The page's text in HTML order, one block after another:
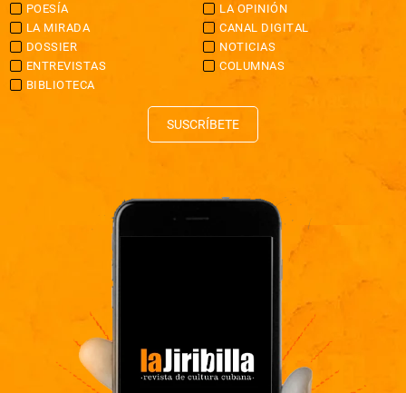
POESÍA
LA OPINIÓN
LA MIRADA
CANAL DIGITAL
DOSSIER
NOTICIAS
ENTREVISTAS
COLUMNAS
BIBLIOTECA
SUSCRÍBETE